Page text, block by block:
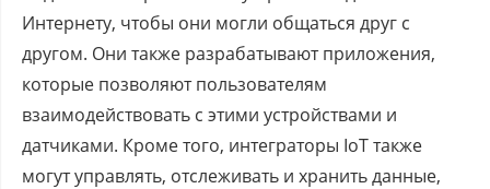
Интернету, чтобы они могли общаться друг с
другом. Они также разрабатывают приложения,
которые позволяют пользователям
взаимодействовать с этими устройствами и
датчиками. Кроме того, интеграторы IoT также
могут управлять, отслеживать и хранить данные,